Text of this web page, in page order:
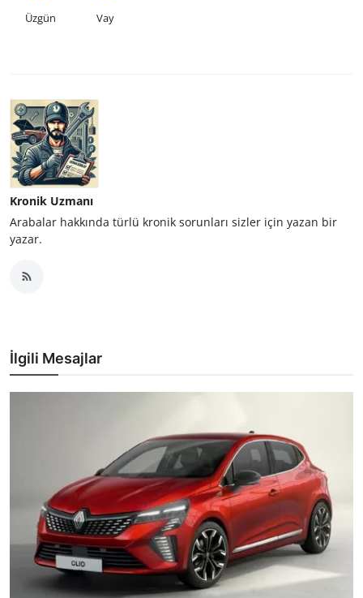
Üzgün Vay
Kronik Uzmanı
Arabalar hakkında türlü kronik sorunları sizler için yazan bir
yazar.
İlgili Mesajlar